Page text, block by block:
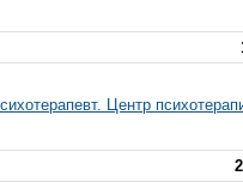
Центр